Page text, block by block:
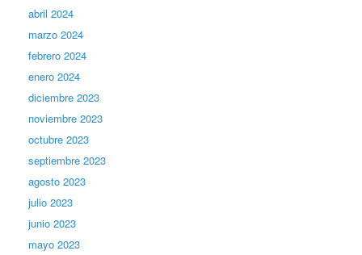
abril 2024
marzo 2024
febrero 2024
enero 2024
diciembre 2023
noviembre 2023
octubre 2023
septiembre 2023
agosto 2023
julio 2023
junio 2023
mayo 2023